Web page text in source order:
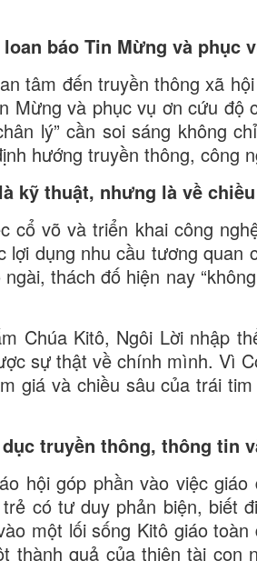
báo Tin Mừng và phục
tâm đến truyền thông xã
Mừng và phục vụ ơn cứu
lý” cần soi sáng không
hướng truyền thông, công
kỹ thuật, nhưng là về
cổ võ và triển khai công
lợi dụng nhu cầu tương
thách đố hiện nay
Chúa Kitô, Ngôi Lời nhập
sự thật về chính mình. Vì
giá và chiều sâu của trái
truyền thông, thông tin
hội góp phần vào việc
có tư duy phản biện, biết
một lối sống Kitô giáo
thành quả của thiên tài con